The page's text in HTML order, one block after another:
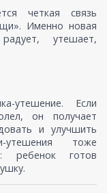
четкая связь
Именно новая
утешает,
утешение. Если
он получает
и улучшить
утешения тоже
ребенок готов